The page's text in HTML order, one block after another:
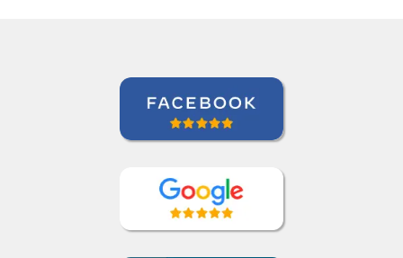
Mecatrônica (TP / EMD), Daimler